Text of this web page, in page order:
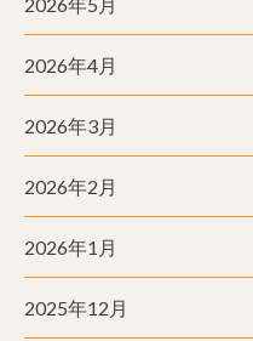
2026年4月
2026年3月
2026年2月
2026年1月
2025年12月